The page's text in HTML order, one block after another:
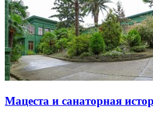
Мацеста и санаторная